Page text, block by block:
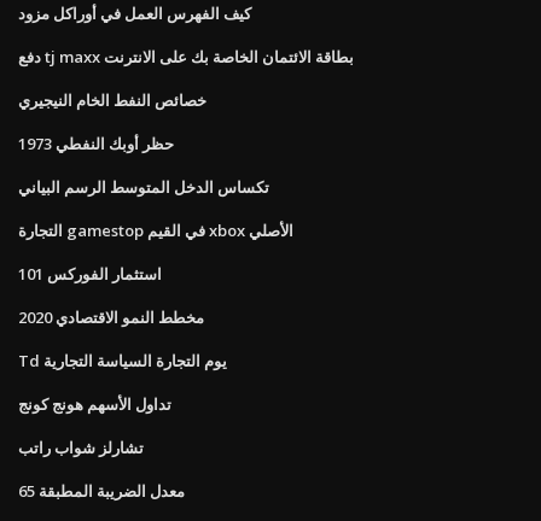
كيف الفهرس العمل في أوراكل مزود
دفع tj maxx بطاقة الائتمان الخاصة بك على الانترنت
خصائص النفط الخام النيجيري
حظر أوبك النفطي 1973
تكساس الدخل المتوسط ​​الرسم البياني
التجارة gamestop في القيم xbox الأصلي
استثمار الفوركس 101
مخطط النمو الاقتصادي 2020
Td يوم التجارة السياسة التجارية
تداول الأسهم هونج كونج
تشارلز شواب راتب
معدل الضريبة المطبقة 65